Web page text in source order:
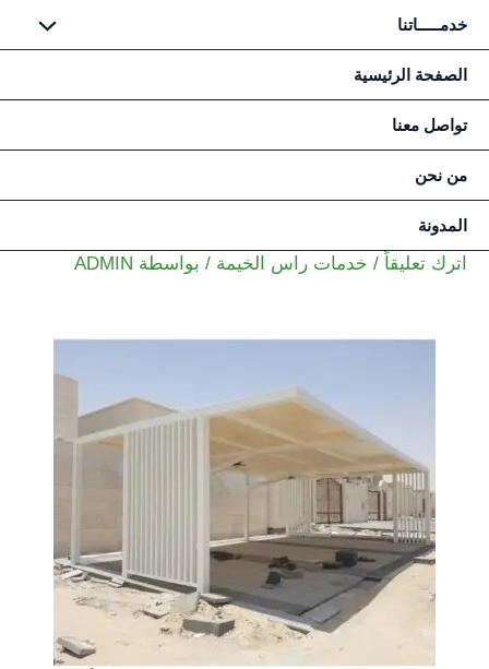
تخطي
إلى
المحتوى
خدمـــــاتنا
الصفحة الرئيسية
تواصل معنا
من نحن
المدونة
اترك تعليقاً / خدمات راس الخيمة / بواسطة ADMIN